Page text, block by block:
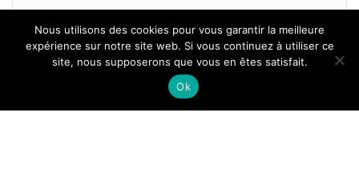
Tous droits reservés.
Nous utilisons des cookies pour vous garantir la meilleure
expérience sur notre site web. Si vous continuez à utiliser ce
site, nous supposerons que vous en êtes satisfait.
Ok